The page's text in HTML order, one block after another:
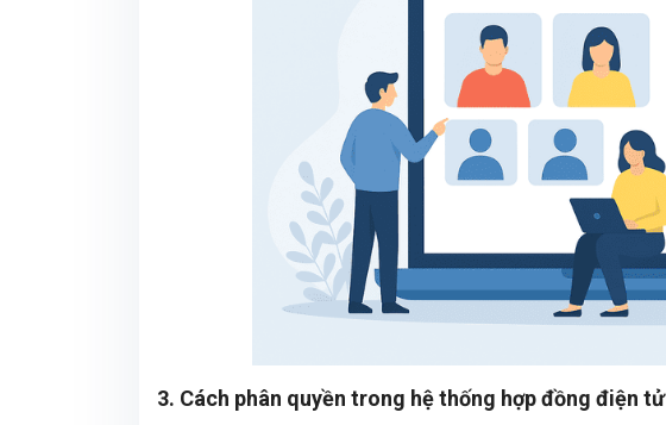
3. Cách phân quyền trong hệ thống hợp đồng điện tử